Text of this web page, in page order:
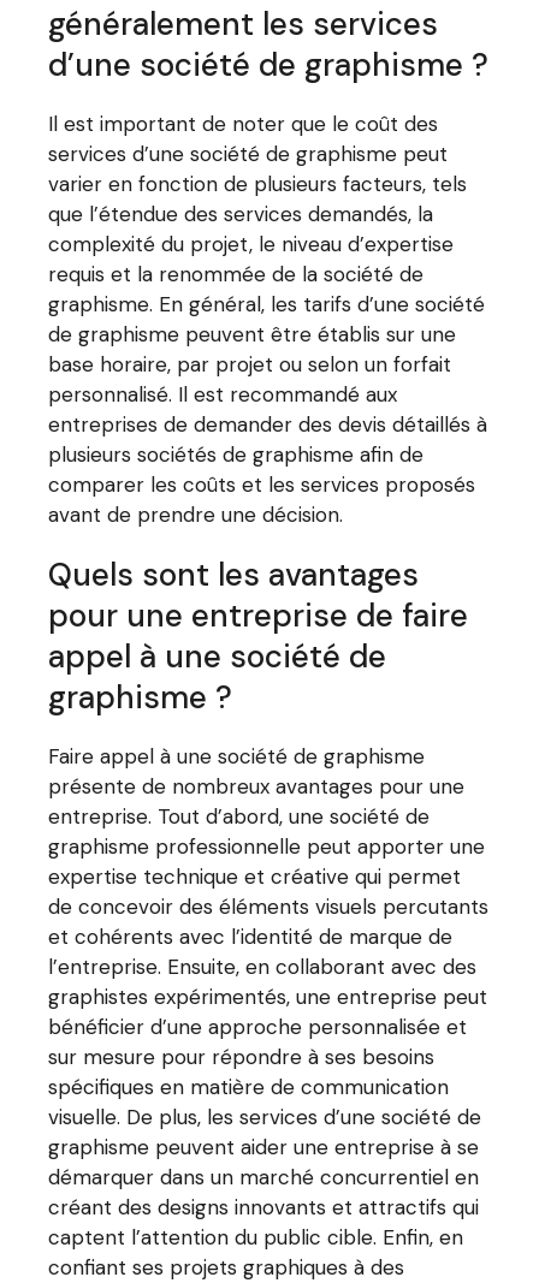
généralement les services
d’une société de graphisme ?
Il est important de noter que le coût des
services d’une société de graphisme peut
varier en fonction de plusieurs facteurs, tels
que l’étendue des services demandés, la
complexité du projet, le niveau d’expertise
requis et la renommée de la société de
graphisme. En général, les tarifs d’une société
de graphisme peuvent être établis sur une
base horaire, par projet ou selon un forfait
personnalisé. Il est recommandé aux
entreprises de demander des devis détaillés à
plusieurs sociétés de graphisme afin de
comparer les coûts et les services proposés
avant de prendre une décision.
Quels sont les avantages
pour une entreprise de faire
appel à une société de
graphisme ?
Faire appel à une société de graphisme
présente de nombreux avantages pour une
entreprise. Tout d’abord, une société de
graphisme professionnelle peut apporter une
expertise technique et créative qui permet
de concevoir des éléments visuels percutants
et cohérents avec l’identité de marque de
l’entreprise. Ensuite, en collaborant avec des
graphistes expérimentés, une entreprise peut
bénéficier d’une approche personnalisée et
sur mesure pour répondre à ses besoins
spécifiques en matière de communication
visuelle. De plus, les services d’une société de
graphisme peuvent aider une entreprise à se
démarquer dans un marché concurrentiel en
créant des designs innovants et attractifs qui
captent l’attention du public cible. Enfin, en
confiant ses projets graphiques à des